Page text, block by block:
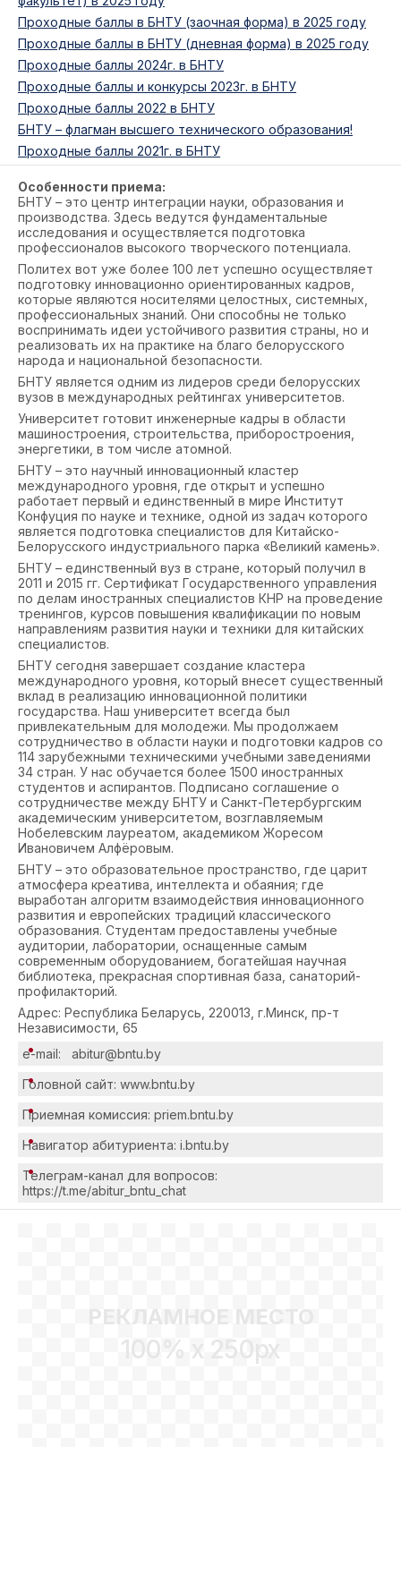
Проходные баллы в БНТУ (заочная форма) в 2025 году
Проходные баллы в БНТУ (дневная форма) в 2025 году
Проходные баллы 2024г. в БНТУ
Проходные баллы и конкурсы 2023г. в БНТУ
Проходные баллы 2022 в БНТУ
БНТУ – флагман высшего технического образования!
Проходные баллы 2021г. в БНТУ
Особенности приема:
БНТУ – это центр интеграции науки, образования и
производства. Здесь ведутся фундаментальные
исследования и осуществляется подготовка
профессионалов высокого творческого потенциала.
Политех вот уже более 100 лет успешно осуществляет
подготовку инновационно ориентированных кадров,
которые являются носителями целостных, системных,
профессиональных знаний. Они способны не только
воспринимать идеи устойчивого развития страны, но и
реализовать их на практике на благо белорусского
народа и национальной безопасности.
БНТУ является одним из лидеров среди белорусских
вузов в международных рейтингах университетов.
Университет готовит инженерные кадры в области
машиностроения, строительства, приборостроения,
энергетики, в том числе атомной.
БНТУ – это научный инновационный кластер
международного уровня, где открыт и успешно
работает первый и единственный в мире Институт
Конфуция по науке и технике, одной из задач которого
является подготовка специалистов для Китайско-
Белорусского индустриального парка «Великий камень».
БНТУ – единственный вуз в стране, который получил в
2011 и 2015 гг. Сертификат Государственного управления
по делам иностранных специалистов КНР на проведение
тренингов, курсов повышения квалификации по новым
направлениям развития науки и техники для китайских
специалистов.
БНТУ сегодня завершает создание кластера
международного уровня, который внесет существенный
вклад в реализацию инновационной политики
государства. Наш университет всегда был
привлекательным для молодежи. Мы продолжаем
сотрудничество в области науки и подготовки кадров со
114 зарубежными техническими учебными заведениями
34 стран. У нас обучается более 1500 иностранных
студентов и аспирантов. Подписано соглашение о
сотрудничестве между БНТУ и Санкт-Петербургским
академическим университетом, возглавляемым
Нобелевским лауреатом, академиком Жоресом
Ивановичем Алфёровым.
БНТУ – это образовательное пространство, где царит
атмосфера креатива, интеллекта и обаяния; где
выработан алгоритм взаимодействия инновационного
развития и европейских традиций классического
образования. Студентам предоставлены учебные
аудитории, лаборатории, оснащенные самым
современным оборудованием, богатейшая научная
библиотека, прекрасная спортивная база, санаторий-
профилакторий.
Адрес: Республика Беларусь, 220013, г.Минск, пр-т
Независимости, 65
e-mail: abitur@bntu.by
Головной сайт: www.bntu.by
Приемная комиссия: priem.bntu.by
Навигатор абитуриента: i.bntu.by
Телеграм-канал для вопросов:
https://t.me/abitur_bntu_chat
РЕКЛАМНОЕ МЕСТО
100% x 250px